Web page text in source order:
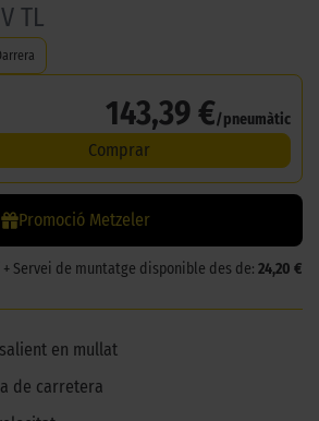
TL
143,39 €/pneumàtic
Comprar
Promoció Metzeler
+ Servei de muntatge disponible des de: 24,20 €
en mullat
de carretera